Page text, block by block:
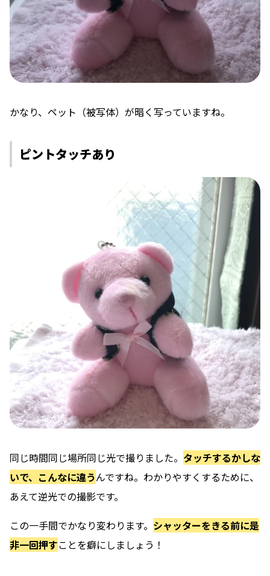
かなり、ペット（被写体）が暗く写っていますね。
ピントタッチあり
同じ時間同じ場所同じ光で撮りました。 タッチするかしな
いで、こんなに違うんですね。わかりやすくするために、
あえて逆光での撮影です。
この一手間でかなり変わります。 シャッターをきる前に是
非一回押すことを癖にしましょう！